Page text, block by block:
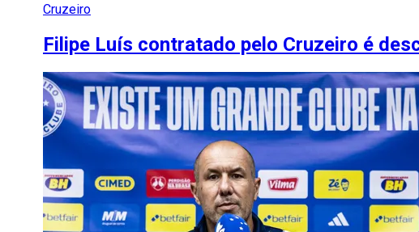
Cruzeiro
Filipe Luís contratado pelo Cruzeiro é